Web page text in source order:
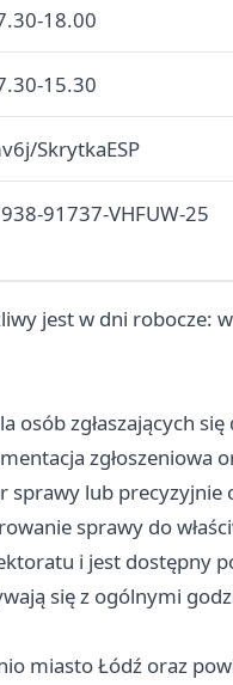
18.00
15.30
SkrytkaESP
91737-VHFUW-25
jest w dni robocze:
osób zgłaszających
zgłoszeniowa
lub precyzyjnie
sprawy do
i jest dostępny
się z ogólnymi
miasto Łódź oraz